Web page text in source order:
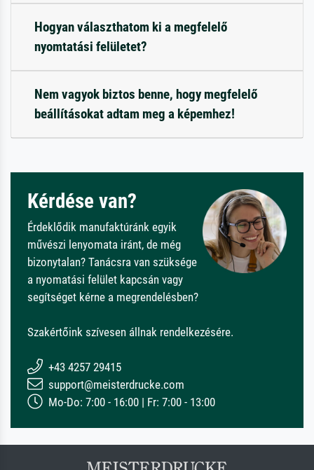
Hogyan választhatom ki a megfelelő
nyomtatási felületet?
Nem vagyok biztos benne, hogy megfelelő
beállításokat adtam meg a képemhez!
Kérdése van?
Érdeklődik manufaktúránk egyik
művészi lenyomata iránt, de még
bizonytalan? Tanácsra van szüksége
a nyomatási felület kapcsán vagy
segítséget kérne a megrendelésben?
Szakértőink szívesen állnak rendelkezésére.
+43 4257 29415
support@meisterdrucke.com
Mo-Do: 7:00 - 16:00 | Fr: 7:00 - 13:00